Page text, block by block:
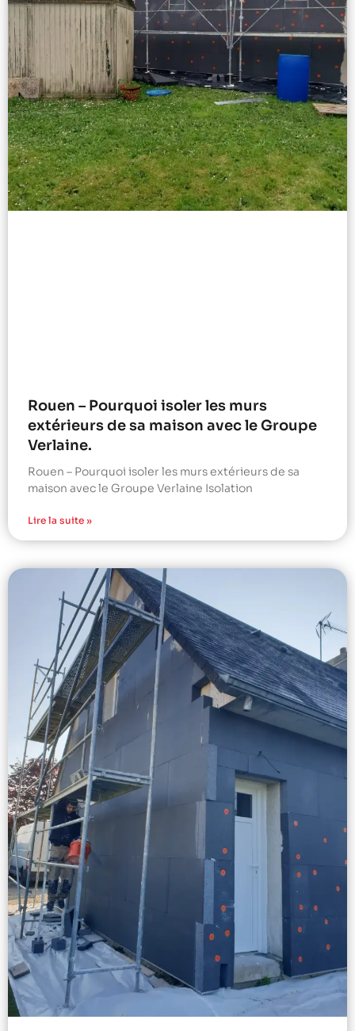
Rouen – Pourquoi isoler les murs
extérieurs de sa maison avec le Groupe
Verlaine.
Rouen – Pourquoi isoler les murs extérieurs de sa
maison avec le Groupe Verlaine Isolation
Lire la suite »